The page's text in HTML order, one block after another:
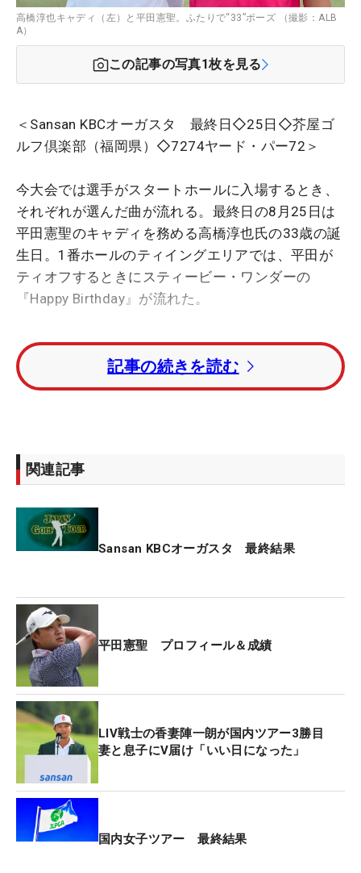
高橋淳也キャディ（左）と平田憲聖。ふたりで“33”ポーズ （撮影：ALB
A）
この記事の写真1枚を見る
＜Sansan KBCオーガスタ 最終日◇25日◇芥屋ゴ
ルフ倶楽部（福岡県）◇7274ヤード・パー72＞
今大会では選手がスタートホールに入場するとき、
それぞれが選んだ曲が流れる。最終日の8月25日は
平田憲聖のキャディを務める高橋淳也氏の33歳の誕
生日。1番ホールのティイングエリアでは、平田が
ティオフするときにスティービー・ワンダーの
『Happy Birthday』が流れた。
平田による粋なはからいだった。「きのうお願いし
ました！ あした誕生日なので、って」。アナウンス
で高橋キャディの誕生日だということが明かされる
す。まさかお祝いされるとは思っていなくて…
（笑）」（高橋キャディ）と照れくさそうに笑っ
そこで、平田がハッと何かに気づいた。「“サンサ
っていることを発見。ふたりは指を3本立てて、笑
顔で“3”のポーズで記念撮影をした。なんともほほ笑
ましいシーンに、胸が温かくなったギャラリーも多
いに違いない。
今季は全13試合に出場し、予選落ちが一度もなく安
定した成績を残している。トップ10入りが今週の10
位タイを含め5回。7月の「長嶋茂雄INVITATIONAL
セガサミーカップゴルフトーナメント」ではツアー
3勝目を飾り、現在賞金ランキングは7位に位置して
いる。
記事の続きを読む
関連記事
Sansan KBCオーガスタ 最終結果
平田憲聖 プロフィール＆成績
LIV戦士の香妻陣一朗が国内ツアー3勝目
妻と息子にV届け「いい日になった」
国内女子ツアー 最終結果